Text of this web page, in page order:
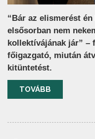
“Bár az elismerést
elsősorban nem
kollektívájának jár” –
főigazgató, miután
kitüntetést.
TOVÁBB